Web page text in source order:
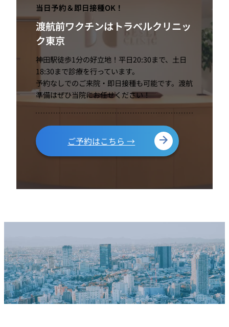
当日予約＆即日接種OK！
渡航前ワクチンはトラベルクリニッ
ク東京
神田駅徒歩1分の好立地！平日20:30まで、土日
18:30まで診療を行っています。
予約なしでのご来院・即日接種も可能です。渡航
準備はぜひ当院にお任せください！
ご予約はこちら →